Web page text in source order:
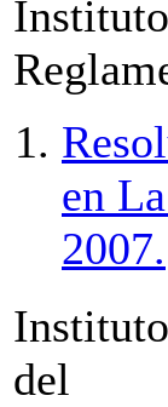
en
2007.
del